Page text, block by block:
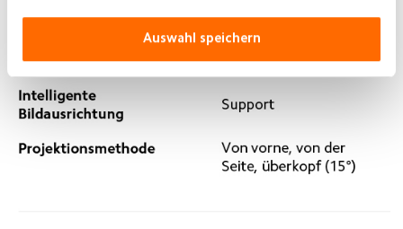
Auswahl speichern